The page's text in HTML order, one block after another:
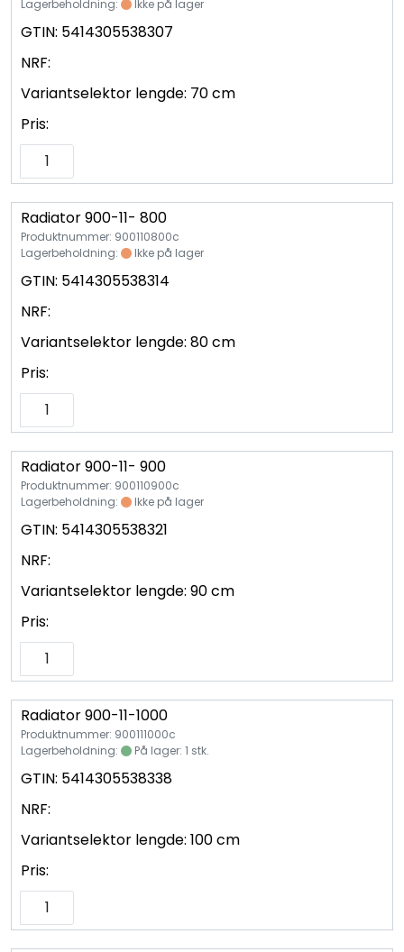
Lagerbeholdning: Ikke på lager
GTIN: 5414305538307
NRF:
Variantselektor lengde: 70 cm
Pris:
Radiator 900-11- 800
Produktnummer: 900110800c
Lagerbeholdning:
Ikke på lager
GTIN: 5414305538314
NRF:
Variantselektor lengde: 80 cm
Pris:
Radiator 900-11- 900
Produktnummer: 900110900c
Lagerbeholdning:
Ikke på lager
GTIN: 5414305538321
NRF:
Variantselektor lengde: 90 cm
Pris:
Radiator 900-11-1000
Produktnummer: 900111000c
Lagerbeholdning:
På lager: 1 stk.
GTIN: 5414305538338
NRF:
Variantselektor lengde: 100 cm
Pris: